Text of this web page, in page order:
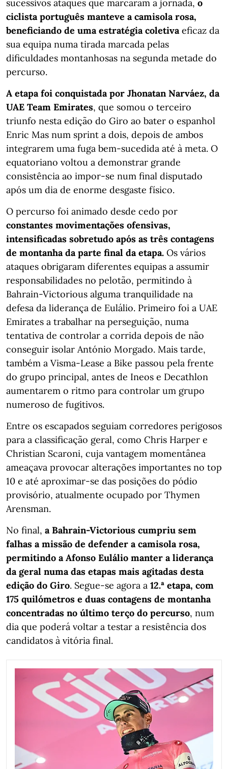
sucessivos ataques que marcaram a jornada, o
ciclista português manteve a camisola rosa,
beneficiando de uma estratégia coletiva eficaz da
sua equipa numa tirada marcada pelas
dificuldades montanhosas na segunda metade do
percurso.
A etapa foi conquistada por Jhonatan Narváez, da
UAE Team Emirates, que somou o terceiro
triunfo nesta edição do Giro ao bater o espanhol
Enric Mas num sprint a dois, depois de ambos
integrarem uma fuga bem-sucedida até à meta. O
equatoriano voltou a demonstrar grande
consistência ao impor-se num final disputado
após um dia de enorme desgaste físico.
O percurso foi animado desde cedo por
constantes movimentações ofensivas,
intensificadas sobretudo após as três contagens
de montanha da parte final da etapa. Os vários
ataques obrigaram diferentes equipas a assumir
responsabilidades no pelotão, permitindo à
Bahrain-Victorious alguma tranquilidade na
defesa da liderança de Eulálio. Primeiro foi a UAE
Emirates a trabalhar na perseguição, numa
tentativa de controlar a corrida depois de não
conseguir isolar António Morgado. Mais tarde,
também a Visma-Lease a Bike passou pela frente
do grupo principal, antes de Ineos e Decathlon
aumentarem o ritmo para controlar um grupo
numeroso de fugitivos.
Entre os escapados seguiam corredores perigosos
para a classificação geral, como Chris Harper e
Christian Scaroni, cuja vantagem momentânea
ameaçava provocar alterações importantes no top
10 e até aproximar-se das posições do pódio
provisório, atualmente ocupado por Thymen
Arensman.
No final, a Bahrain-Victorious cumpriu sem
falhas a missão de defender a camisola rosa,
permitindo a Afonso Eulálio manter a liderança
da geral numa das etapas mais agitadas desta
edição do Giro. Segue-se agora a 12.ª etapa, com
175 quilómetros e duas contagens de montanha
concentradas no último terço do percurso, num
dia que poderá voltar a testar a resistência dos
candidatos à vitória final.